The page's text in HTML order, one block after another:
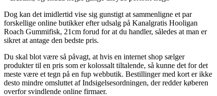
Dog kan det imidlertid vise sig gunstigt at sammenligne et par
forskellige online butikker efter udsalg på Kanalgratis Hooligan
Roach Gummifisk, 21cm forud for at du handler, således at man er
sikret at antage den bedste pris.
Du skal blot være så påvagt, at hvis en internet shop sælger
produkter til en pris som er kolossalt tiltalende, så kunne det for det
meste være et tegn på en fup webbutik. Bestillinger med kort er ikke
desto mindre omsluttet af Indsigelsesordningen, der redder køberen
overfor svindlende online firmaer.